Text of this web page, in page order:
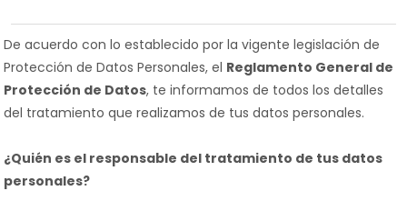
De acuerdo con lo establecido por la vigente legislación de
Protección de Datos Personales, el Reglamento General de
Protección de Datos, te informamos de todos los detalles
del tratamiento que realizamos de tus datos personales.
¿Quién es el responsable del tratamiento de tus datos
personales?